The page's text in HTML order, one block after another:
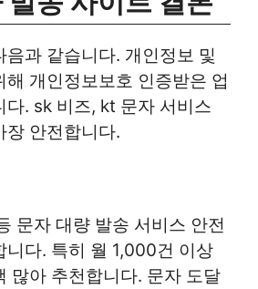
음과 같습니다. 개인정보 및
해 개인정보보호 인증받은 업
다. sk 비즈, kt 문자 서비스
장 안전합니다.
문자 대량 발송 서비스 안전
니다. 특히 월 1,000건 이상
많아 추천합니다. 문자 도달